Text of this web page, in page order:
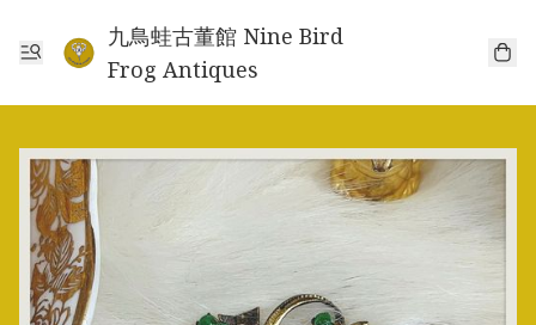
九鳥蛙古董館 Nine Bird
Frog Antiques